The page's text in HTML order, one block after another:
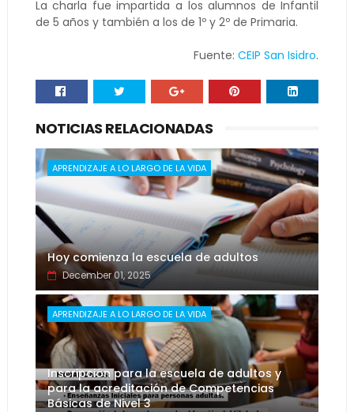
La charla fue impartida a los alumnos de Infantil
de 5 años y también a los de 1º y 2º de Primaria.
Fuente:CEIP San Isidro.
NOTICIAS RELACIONADAS
APRENDIZAJE A LO LARGO DE LA VIDA
Hoy comienza la escuela de adultos
December 01, 2025
APRENDIZAJE A LO LARGO DE LA VIDA
Inscripción para la escuela de adultos y
para la acreditación de Competencias
Básicas de Nivel 3